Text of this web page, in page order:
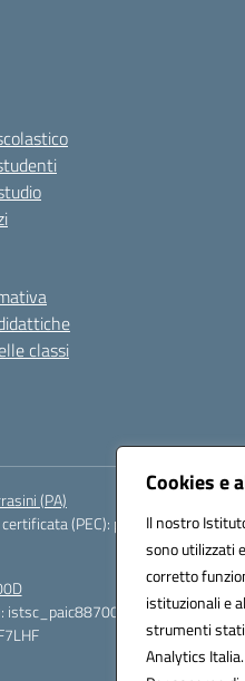
Cookies e
Il nostro
sono utilizzati
corretto
istituzionali e
strumenti
Analytics Italia.
classi
(PA)
(PEC):
istsc_paic88700d